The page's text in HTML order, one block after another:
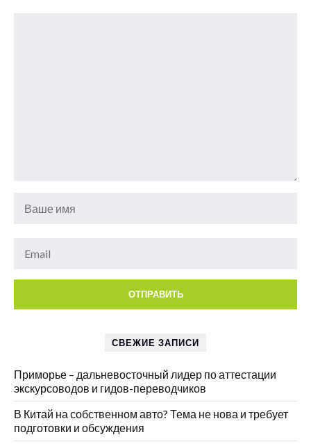
СВЕЖИЕ ЗАПИСИ
Приморье – дальневосточный лидер по аттестации
экскурсоводов и гидов-переводчиков
В Китай на собственном авто? Тема не нова и требует
подготовки и обсуждения